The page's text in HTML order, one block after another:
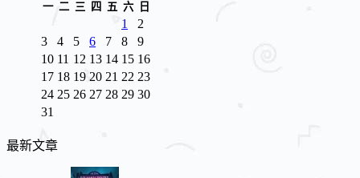
一 二 三 四 五 六 日
1
2
3
4 5 6 7 8
9
10 11 12 13 14 15 16
17 18 19 20 21 22 23
24 25 26 27 28 29 30
31
最新文章